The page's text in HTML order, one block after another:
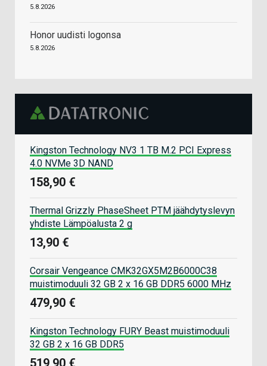
5.8.2026
Honor uudisti logonsa
5.8.2026
Kingston Technology NV3 1 TB M.2 PCI Express
4.0 NVMe 3D NAND
158,90 €
Thermal Grizzly PhaseSheet PTM jäähdytyslevyn
yhdiste Lämpöalusta 2 g
13,90 €
Corsair Vengeance CMK32GX5M2B6000C38
muistimoduuli 32 GB 2 x 16 GB DDR5 6000 MHz
479,90 €
Kingston Technology FURY Beast muistimoduuli
32 GB 2 x 16 GB DDR5
519,90 €